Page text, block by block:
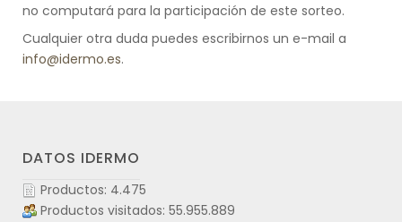
no computará para la participación de este sorteo.
Cualquier otra duda puedes escribirnos un e-mail a
info@idermo.es.
DATOS IDERMO
Productos: 4.475
Productos visitados: 55.955.889